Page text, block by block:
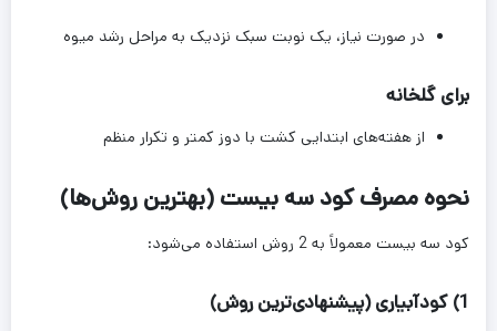
در صورت نیاز، یک نوبت سبک نزدیک به مراحل رشد میوه
برای گلخانه
از هفته‌های ابتدایی کشت با دوز کمتر و تکرار منظم
نحوه مصرف کود سه بیست (بهترین روش‌ها)
کود سه بیست معمولاً به 2 روش استفاده می‌شود:
1) کودآبیاری (پیشنهادی‌ترین روش)